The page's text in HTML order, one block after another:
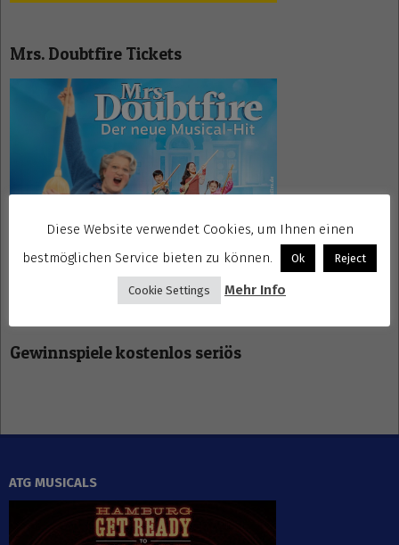
Mrs. Doubtfire Tickets
Gewinnspiele kostenlos seriös
ATG MUSICALS
Diese Website verwendet Cookies, um Ihnen einen
bestmöglichen Service bieten zu können.
Ok Reject
Cookie Settings Mehr Info